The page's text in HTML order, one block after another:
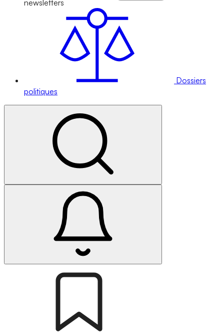
newsletters
Dossiers
politiques